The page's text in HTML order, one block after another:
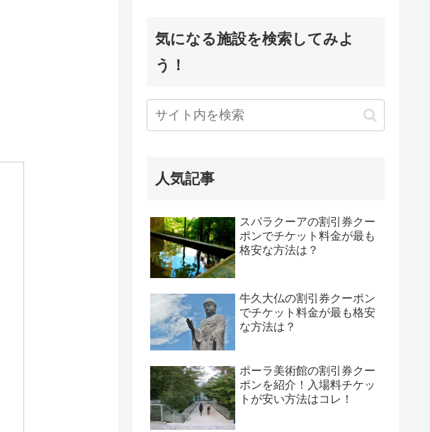
気になる施設を検索してみよ
う！
人気記事
スパラクーアの割引券クー
ポンでチケット料金が最も
格安な方法は？
牛久大仏の割引券クーポン
でチケット料金が最も格安
な方法は？
ポーラ美術館の割引券クー
ポンを紹介！入場料チケッ
トが安い方法はコレ！